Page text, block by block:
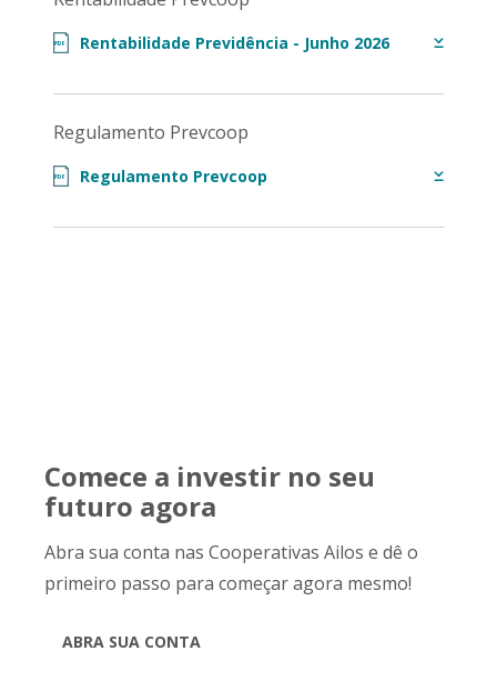
Rentabilidade Previdência - Junho 2026
PDF
Regulamento Prevcoop
Regulamento Prevcoop
PDF
Comece a investir no seu
futuro agora
Abra sua conta nas Cooperativas Ailos e dê o
primeiro passo para começar agora mesmo!
ABRA SUA CONTA